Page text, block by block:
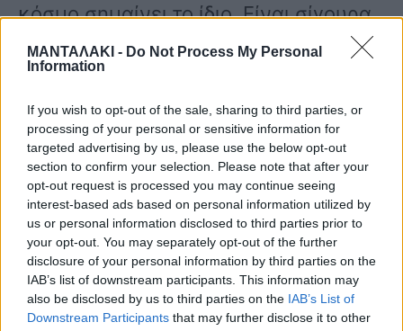
ΜΑΝΤΑΛΑΚΙ - Do Not Process My Personal
Information
If you wish to opt-out of the sale, sharing to third parties, or
processing of your personal or sensitive information for
targeted advertising by us, please use the below opt-out
section to confirm your selection. Please note that after your
opt-out request is processed you may continue seeing
interest-based ads based on personal information utilized by
us or personal information disclosed to third parties prior to
your opt-out. You may separately opt-out of the further
disclosure of your personal information by third parties on the
IAB’s list of downstream participants. This information may
also be disclosed by us to third parties on the IAB’s List of
Downstream Participants that may further disclose it to other
κόσμο σημαίνει το ίδιο. Είναι σίγουρα
μια αλλαγή και περνάς μια περίοδο
κάτι που δεν πήγε όπως το είχες
ονειρευτεί. Φτάνει η στιγμή να πας
παρακάτω και αυτό είναι το νόημα της
ζωής…
Μέσα από όλες αυτές τις αναποδιές
βρίσκουμε τη δύναμη και πάμε